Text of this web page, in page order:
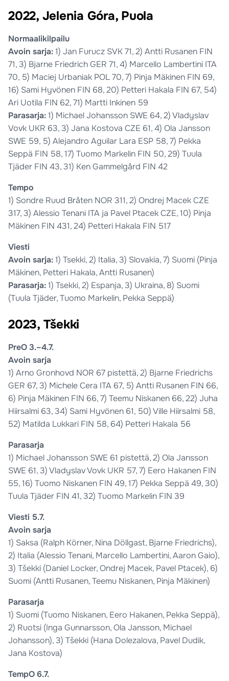
2022, Jelenia Góra, Puola
Normaalikilpailu
Avoin sarja:1) Jan Furucz SVK 71, 2) Antti Rusanen FIN
71, 3) Bjarne Friedrich GER 71, 4) Marcello Lambertini ITA
70, 5) Maciej Urbaniak POL 70, 7) Pinja Mäkinen FIN 69,
16) Sami Hyvönen FIN 68, 20) Petteri Hakala FIN 67, 54)
Ari Uotila FIN 62, 71) Martti Inkinen 59
Parasarja:1) Michael Johansson SWE 64, 2) Vladyslav
Vovk UKR 63, 3) Jana Kostova CZE 61, 4) Ola Jansson
SWE 59, 5) Alejandro Aguilar Lara ESP 58, 7) Pekka
Seppä FIN 58, 17) Tuomo Markelin FIN 50, 29) Tuula
Tjäder FIN 43, 31) Ken Gammelgård FIN 42
Tempo
1) Sondre Ruud Bråten NOR 311, 2) Ondrej Macek CZE
317, 3) Alessio Tenani ITA ja Pavel Ptacek CZE, 10) Pinja
Mäkinen FIN 431, 24) Petteri Hakala FIN 517
Viesti
Avoin sarja:1) Tsekki, 2) Italia, 3) Slovakia, 7) Suomi (Pinja
Mäkinen, Petteri Hakala, Antti Rusanen)
Parasarja:1) Tsekki, 2) Espanja, 3) Ukraina, 8) Suomi
(Tuula Tjäder, Tuomo Markelin, Pekka Seppä)
2023, Tšekki
PreO 3.–4.7.
Avoin sarja
1) Arno Gronhovd NOR 67 pistettä, 2) Bjarne Friedrichs
GER 67, 3) Michele Cera ITA 67, 5) Antti Rusanen FIN 66,
6) Pinja Mäkinen FIN 66, 7) Teemu Niskanen 66, 22) Juha
Hiirsalmi 63, 34) Sami Hyvönen 61, 50) Ville Hiirsalmi 58,
52) Matilda Lukkari FIN 58, 64) Petteri Hakala 56
Parasarja
1) Michael Johansson SWE 61 pistettä, 2) Ola Jansson
SWE 61, 3) Vladyslav Vovk UKR 57, 7) Eero Hakanen FIN
55, 16) Tuomo Niskanen FIN 49, 17) Pekka Seppä 49, 30)
Tuula Tjäder FIN 41, 32) Tuomo Markelin FIN 39
Viesti 5.7.
Avoin sarja
1) Saksa (Ralph Körner, Nina Döllgast, Bjarne Friedrichs),
2) Italia (Alessio Tenani, Marcello Lambertini, Aaron Gaio),
3) Tšekki (Daniel Locker, Ondrej Macek, Pavel Ptacek), 6)
Suomi (Antti Rusanen, Teemu Niskanen, Pinja Mäkinen)
Parasarja
1) Suomi (Tuomo Niskanen, Eero Hakanen, Pekka Seppä),
2) Ruotsi (Inga Gunnarsson, Ola Jansson, Michael
Johansson), 3) Tšekki (Hana Dolezalova, Pavel Dudik,
Jana Kostova)
TempO 6.7.